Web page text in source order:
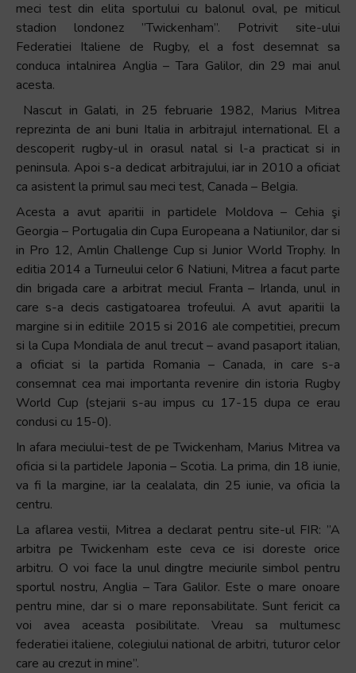
meci test din elita sportului cu balonul oval, pe miticul
stadion londonez ”Twickenham”. Potrivit site-ului
Federatiei Italiene de Rugby, el a fost desemnat sa
conduca intalnirea Anglia – Tara Galilor, din 29 mai anul
acesta.
Nascut in Galati, in 25 februarie 1982, Marius Mitrea
reprezinta de ani buni Italia in arbitrajul international. El a
descoperit rugby-ul in orasul natal si l-a practicat si in
peninsula. Apoi s-a dedicat arbitrajului, iar in 2010 a oficiat
ca asistent la primul sau meci test, Canada – Belgia.
Acesta a avut aparitii in partidele Moldova – Cehia şi
Georgia – Portugalia din Cupa Europeana a Natiunilor, dar si
in Pro 12, Amlin Challenge Cup si Junior World Trophy. In
editia 2014 a Turneului celor 6 Natiuni, Mitrea a facut parte
din brigada care a arbitrat meciul Franta – Irlanda, unul in
care s-a decis castigatoarea trofeului. A avut aparitii la
margine si in editiile 2015 si 2016 ale competitiei, precum
si la Cupa Mondiala de anul trecut – avand pasaport italian,
a oficiat si la partida Romania – Canada, in care s-a
consemnat cea mai importanta revenire din istoria Rugby
World Cup (stejarii s-au impus cu 17-15 dupa ce erau
condusi cu 15-0).
In afara meciului-test de pe Twickenham, Marius Mitrea va
oficia si la partidele Japonia – Scotia. La prima, din 18 iunie,
va fi la margine, iar la cealalata, din 25 iunie, va oficia la
centru.
La aflarea vestii, Mitrea a declarat pentru site-ul FIR: ”A
arbitra pe Twickenham este ceva ce isi doreste orice
arbitru. O voi face la unul dingtre meciurile simbol pentru
sportul nostru, Anglia – Tara Galilor. Este o mare onoare
pentru mine, dar si o mare reponsabilitate. Sunt fericit ca
voi avea aceasta posibilitate. Vreau sa multumesc
federatiei italiene, colegiului national de arbitri, tuturor celor
care au crezut in mine”.